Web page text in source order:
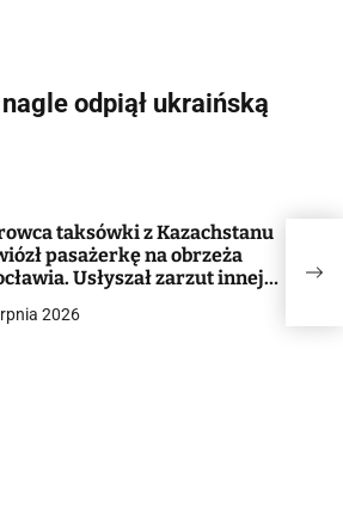
odpiął ukraińską
taksówki z Kazachstanu
pasażerkę na obrzeża
Usłyszał zarzut innej
2026